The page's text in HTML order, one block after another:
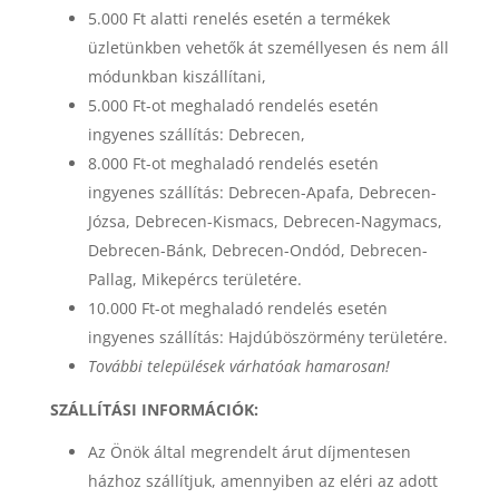
5.000 Ft alatti renelés esetén a termékek
üzletünkben vehetők át személlyesen és nem áll
módunkban kiszállítani,
5.000 Ft-ot meghaladó rendelés esetén
ingyenes szállítás: Debrecen,
8.000 Ft-ot meghaladó rendelés esetén
ingyenes szállítás: Debrecen-Apafa, Debrecen-
Józsa, Debrecen-Kismacs, Debrecen-Nagymacs,
Debrecen-Bánk, Debrecen-Ondód, Debrecen-
Pallag, Mikepércs területére.
10.000 Ft-ot meghaladó rendelés esetén
ingyenes szállítás: Hajdúböszörmény területére.
További települések várhatóak hamarosan!
SZÁLLÍTÁSI INFORMÁCIÓK:
Az Önök által megrendelt árut díjmentesen
házhoz szállítjuk, amennyiben az eléri az adott